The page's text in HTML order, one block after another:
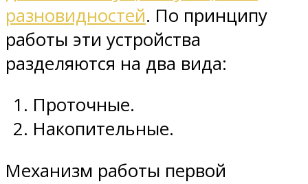
разновидностей. По принципу
работы эти устройства
разделяются на два вида:
Проточные.
Накопительные.
Механизм работы первой